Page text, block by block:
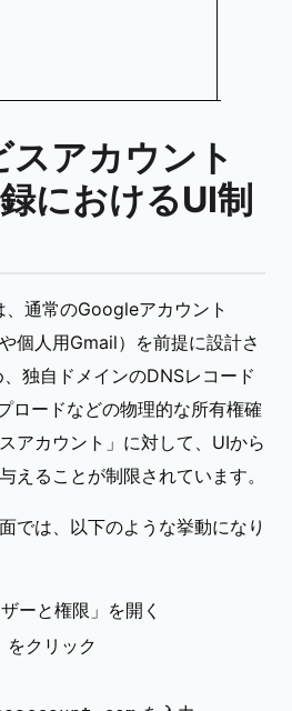
スアカウント
におけるUI制
通常のGoogleアカウント
個人用Gmail）を前提に設計さ
独自ドメインのDNSレコード
ロードなどの物理的な所有権確
アカウント」に対して、UIから
えることが制限されています。
では、以下のような挙動になり
ーと権限」を開く
をクリック